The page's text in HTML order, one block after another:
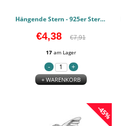
Hängende Stern - 925er Sterling Silber Ohrreif PCJW47170
€4,38 €7,91
17 am Lager
+ WARENKORB
-45%